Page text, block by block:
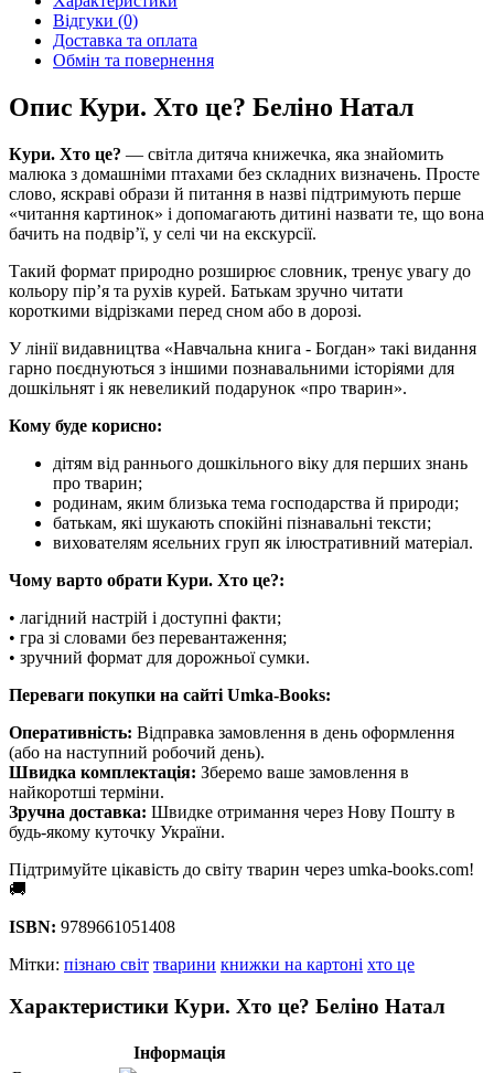
Відгуки (0)
Доставка та оплата
Обмін та повернення
Опис Кури. Хто це? Беліно Натал
Кури. Хто це? — світла дитяча книжечка, яка знайомить
малюка з домашніми птахами без складних визначень. Просте
слово, яскраві образи й питання в назві підтримують перше
«читання картинок» і допомагають дитині назвати те, що вона
бачить на подвір’ї, у селі чи на екскурсії.
Такий формат природно розширює словник, тренує увагу до
кольору пір’я та рухів курей. Батькам зручно читати
короткими відрізками перед сном або в дорозі.
У лінії видавництва «Навчальна книга - Богдан» такі видання
гарно поєднуються з іншими познавальними історіями для
дошкільнят і як невеликий подарунок «про тварин».
Кому буде корисно:
дітям від раннього дошкільного віку для перших знань
про тварин;
родинам, яким близька тема господарства й природи;
батькам, які шукають спокійні пізнавальні тексти;
вихователям ясельних груп як ілюстративний матеріал.
Чому варто обрати Кури. Хто це?:
• лагідний настрій і доступні факти;
• гра зі словами без перевантаження;
• зручний формат для дорожньої сумки.
Переваги покупки на сайті Umka-Books:
Оперативність: Відправка замовлення в день оформлення
(або на наступний робочий день).
Швидка комплектація: Зберемо ваше замовлення в
найкоротші терміни.
Зручна доставка: Швидке отримання через Нову Пошту в
будь-якому куточку України.
Підтримуйте цікавість до світу тварин через umka-books.com!
🚚
ISBN: 9789661051408
Мітки: пізнаю світ тварини книжки на картоні хто це
Характеристики Кури. Хто це? Беліно Натал
Інформація